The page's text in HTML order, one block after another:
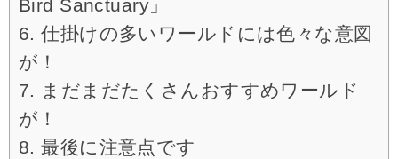
Bird Sanctuary」
仕掛けの多いワールドには色々な意図
が！
まだまだたくさんおすすめワールド
が！
最後に注意点です